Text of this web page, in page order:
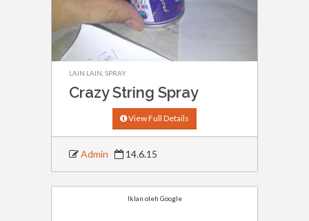
LAIN LAIN SPRAY
Crazy String Spray
View Full Details
Admin 14.6.15
Iklan oleh Google